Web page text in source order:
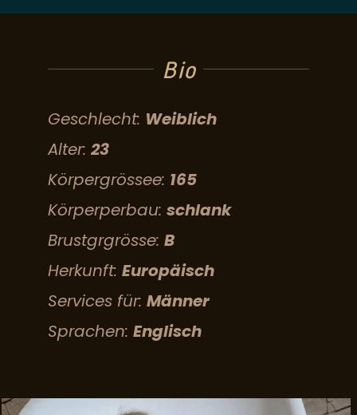
Bio
Geschlecht: Weiblich
Alter: 23
Körpergrössee: 165
Körperperbau: schlank
Brustgrgrösse: B
Herkunft: Europäisch
Services für: Männer
Sprachen: Englisch